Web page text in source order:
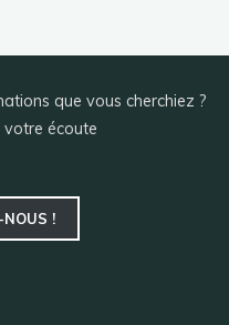
que vous cherchiez ?
écoute
!